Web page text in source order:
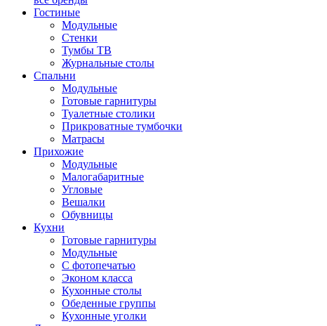
Гостиные
Модульные
Стенки
Тумбы ТВ
Журнальные столы
Спальни
Модульные
Готовые гарнитуры
Туалетные столики
Прикроватные тумбочки
Матрасы
Прихожие
Модульные
Малогабаритные
Угловые
Вешалки
Обувницы
Кухни
Готовые гарнитуры
Модульные
С фотопечатью
Эконом класса
Кухонные столы
Обеденные группы
Кухонные уголки